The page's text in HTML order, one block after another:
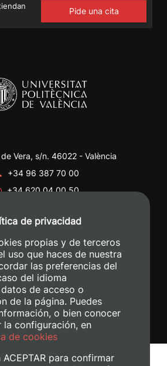
Pide una cita
Vera, s/n. 46022 - València
+34 96 387 70 00
+34 620 04 00 50
de privacidad
propias y de terceros
uso que haces de nuestra
las preferencias del
del idioma
de acceso o
de la página. Puedes
o bien conocer
la configuración, en
de cookies
para confirmar